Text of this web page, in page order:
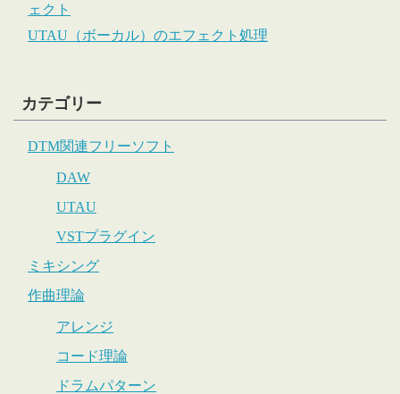
ェクト
UTAU（ボーカル）のエフェクト処理
カテゴリー
DTM関連フリーソフト
DAW
UTAU
VSTプラグイン
ミキシング
作曲理論
アレンジ
コード理論
ドラムパターン